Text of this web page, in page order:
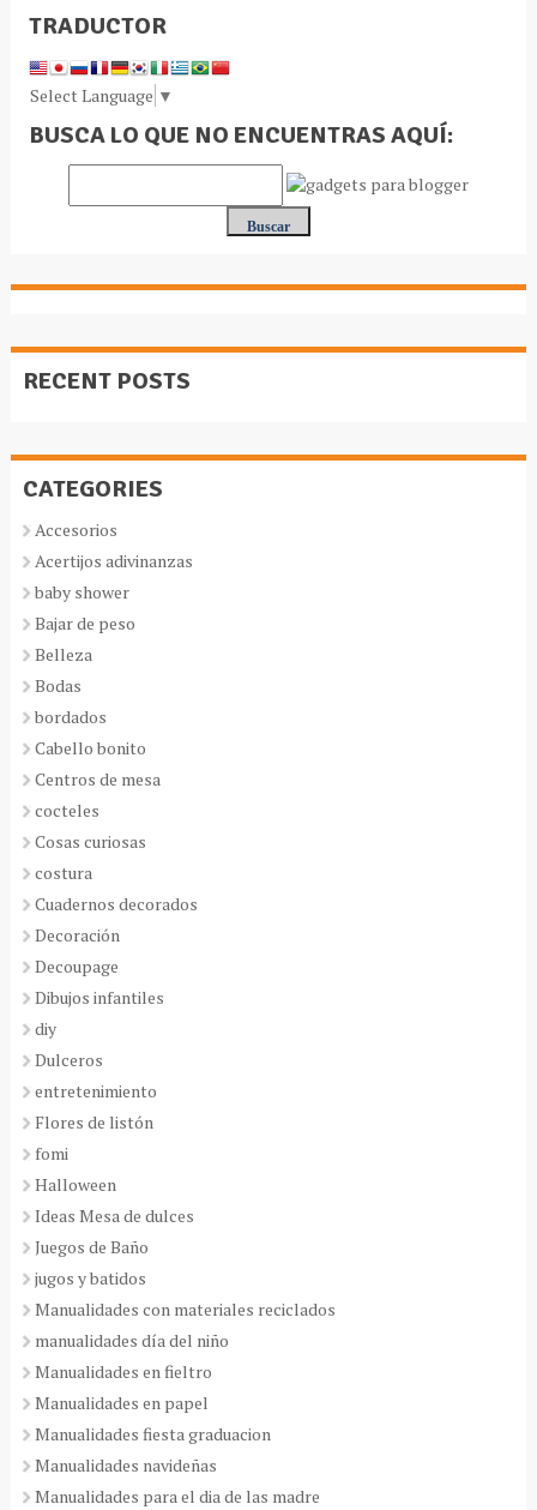
TRADUCTOR
Select Language ▼
BUSCA LO QUE NO ENCUENTRAS AQUÍ:
RECENT POSTS
CATEGORIES
Accesorios
Acertijos adivinanzas
baby shower
Bajar de peso
Belleza
Bodas
bordados
Cabello bonito
Centros de mesa
cocteles
Cosas curiosas
costura
Cuadernos decorados
Decoración
Decoupage
Dibujos infantiles
diy
Dulceros
entretenimiento
Flores de listón
fomi
Halloween
Ideas Mesa de dulces
Juegos de Baño
jugos y batidos
Manualidades con materiales reciclados
manualidades día del niño
Manualidades en fieltro
Manualidades en papel
Manualidades fiesta graduacion
Manualidades navideñas
Manualidades para el dia de las madre